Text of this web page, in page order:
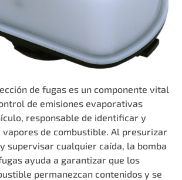
de fugas es un componente vital
de emisiones evaporativas
responsable de identificar y
de combustible. Al presurizar
supervisar cualquier caída, la bomba
ayuda a garantizar que los
permanezcan contenidos y se